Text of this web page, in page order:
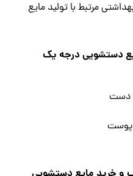
مرتبط با تولید مایع
دستشویی درجه یک
پوست